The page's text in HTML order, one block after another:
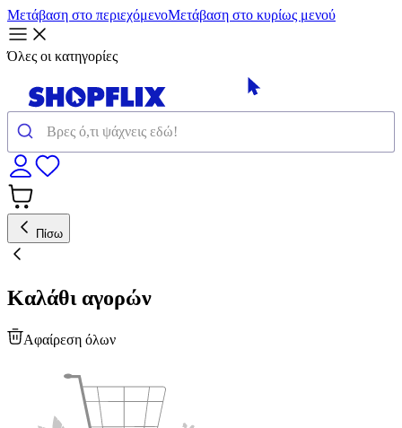
Μετάβαση στο περιεχόμενοΜετάβαση στο κυρίως μενού
Όλες οι κατηγορίες
Πίσω
Καλάθι αγορών
Αφαίρεση όλων